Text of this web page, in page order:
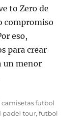
to Zero de
compromiso
eso,
para crear
un menor
Etiquetas
camisetas futbol
padel tour,futbol